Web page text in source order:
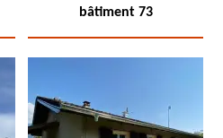
bâtiment 73